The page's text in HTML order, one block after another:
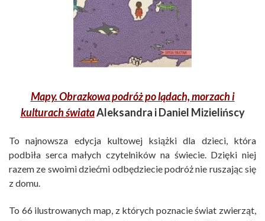
Mapy. Obrazkowa podróż po lądach, morzach i
kulturach świataAleksandra i Daniel Mizielińscy
To najnowsza edycja kultowej książki dla dzieci, która
podbiła serca małych czytelników na świecie. Dzięki niej
razem ze swoimi dziećmi odbędziecie podróż nie ruszając się
z domu.
To 66 ilustrowanych map, z których poznacie świat zwierząt,